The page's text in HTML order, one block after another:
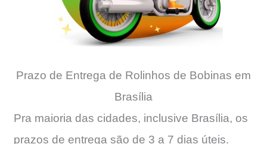
Prazo de Entrega de Rolinhos de Bobinas em
Brasília
Pra maioria das cidades, inclusive Brasília, os
prazos de entrega são de 3 a 7 dias úteis.